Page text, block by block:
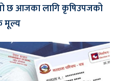
छ आजका लागि कृषिउपजको
मूल्य